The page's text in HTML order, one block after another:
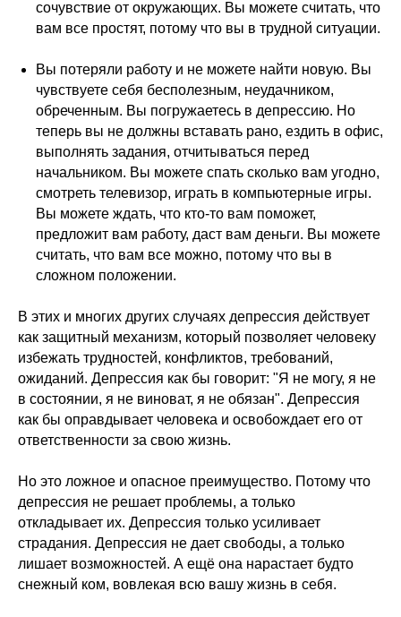
сочувствие от окружающих. Вы можете считать, что
вам все простят, потому что вы в трудной ситуации.
Вы потеряли работу и не можете найти новую. Вы
чувствуете себя бесполезным, неудачником,
обреченным. Вы погружаетесь в депрессию. Но
теперь вы не должны вставать рано, ездить в офис,
выполнять задания, отчитываться перед
начальником. Вы можете спать сколько вам угодно,
смотреть телевизор, играть в компьютерные игры.
Вы можете ждать, что кто-то вам поможет,
предложит вам работу, даст вам деньги. Вы можете
считать, что вам все можно, потому что вы в
сложном положении.
В этих и многих других случаях депрессия действует
как защитный механизм, который позволяет человеку
избежать трудностей, конфликтов, требований,
ожиданий. Депрессия как бы говорит: "Я не могу, я не
в состоянии, я не виноват, я не обязан". Депрессия
как бы оправдывает человека и освобождает его от
ответственности за свою жизнь.
Но это ложное и опасное преимущество. Потому что
депрессия не решает проблемы, а только
откладывает их. Депрессия только усиливает
страдания. Депрессия не дает свободы, а только
лишает возможностей. А ещё она нарастает будто
снежный ком, вовлекая всю вашу жизнь в себя.